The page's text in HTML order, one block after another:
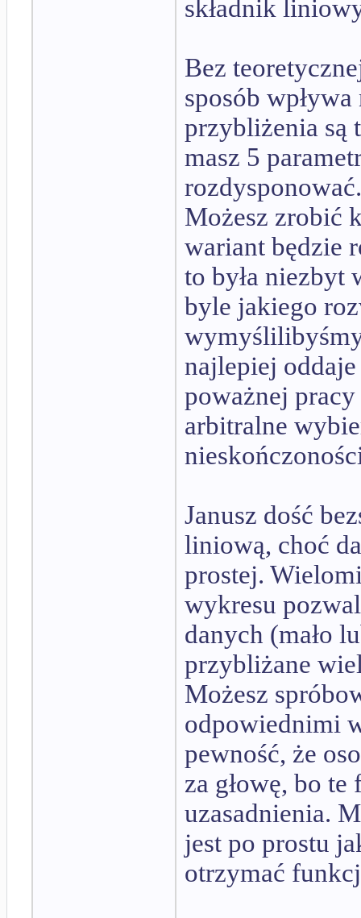
składnik
Bez
sposób
przybliżenia są
masz 5
rozdysponować.
Możesz zrobić
wariant będzie
to była niezbyt
byle jakiego
najlepiej
poważnej
arbitralne
Janusz dość
liniową, choć
prostej.
wykresu
danych (mało
przybliżane
Możesz
odpowiednimi
pewność, że
za głowę, bo
uzasadnienia.
jest po prostu
otrzymać